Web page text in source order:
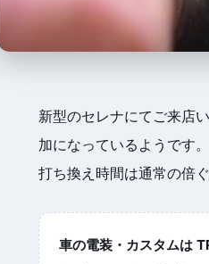
新型のセレナにてご来店
加になっているようです
打ち換え時間は通常の倍
車の電装・カスタムは